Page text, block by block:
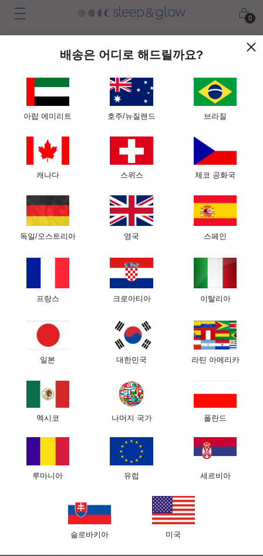
0
118680₩
맞춤형 실크 베갯잇은 아울라 베개의 효과를 향상시키기 위해 만들
어졌습니다.
않고 얼굴, 목 및 어깨 피부에 영향을 주지 않습니다.
19mm 6A 멀베리 실크는 고급스럽고 믿을 수 없는 정도로 부드
실크는 얼굴크림을 흡수하지 않으며 모발 파손 및 엉킴을 방지
또한 낮은 온도를 유지하여 피부에 유익한 효과가 있습니다.
미용 및 수면 전문가는 수면위생을 위해 2~3 일 만에 한 번씩 베
갯잇을 교체 할 것을 추천합니다
여분의 베갯잇을 가지고 있으면 세탁시에도 베개를 사용할 수
색깔:
배송은 어디로 해드릴까요?
아랍 에미리트 호주/뉴질랜드 브라질
캐나다 스위스 체코 공화국
독일/오스트리아 영국 스페인
프랑스 크로아티아 이탈리아
일본 대한민국 라틴 아메리카
멕시코 나머지 국가 폴란드
루마니아 유럽 세르비아
슬로바키아 미국